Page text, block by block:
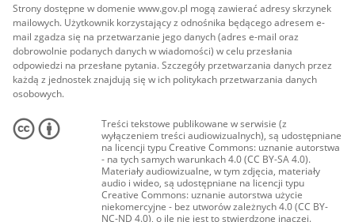
Strony dostępne w domenie www.gov.pl mogą zawierać adresy skrzynek
mailowych. Użytkownik korzystający z odnośnika będącego adresem e-
mail zgadza się na przetwarzanie jego danych (adres e-mail oraz
dobrowolnie podanych danych w wiadomości) w celu przesłania
odpowiedzi na przesłane pytania. Szczegóły przetwarzania danych przez
każdą z jednostek znajdują się w ich politykach przetwarzania danych
osobowych.
Treści tekstowe publikowane w serwisie (z
wyłączeniem treści audiowizualnych), są udostępniane
na licencji typu Creative Commons: uznanie autorstwa
- na tych samych warunkach 4.0 (CC BY-SA 4.0).
Materiały audiowizualne, w tym zdjęcia, materiały
audio i wideo, są udostępniane na licencji typu
Creative Commons: uznanie autorstwa użycie
niekomercyjne - bez utworów zależnych 4.0 (CC BY-
NC-ND 4.0), o ile nie jest to stwierdzone inaczej.